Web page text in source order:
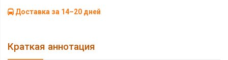
Доставка за 14–20 дней
Краткая аннотация